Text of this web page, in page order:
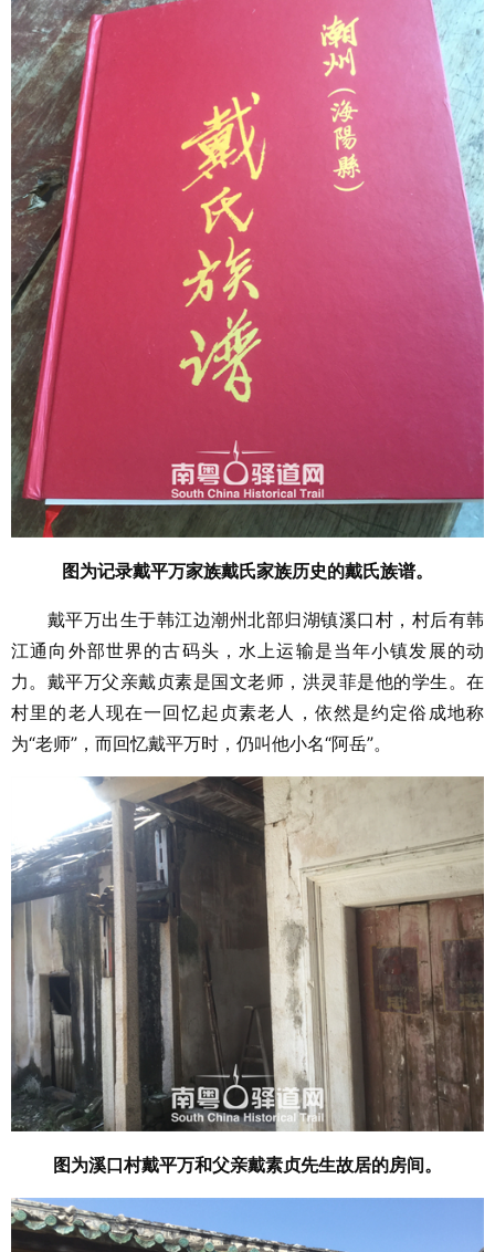
图为记录戴平万家族戴氏家族历史的戴氏族谱。
戴平万出生于韩江边潮州北部归湖镇溪口村，村后有韩
江通向外部世界的古码头，水上运输是当年小镇发展的动
力。戴平万父亲戴贞素是国文老师，洪灵菲是他的学生。在
村里的老人现在一回忆起贞素老人，依然是约定俗成地称
为“老师”，而回忆戴平万时，仍叫他小名“阿岳”。
图为溪口村戴平万和父亲戴素贞先生故居的房间。